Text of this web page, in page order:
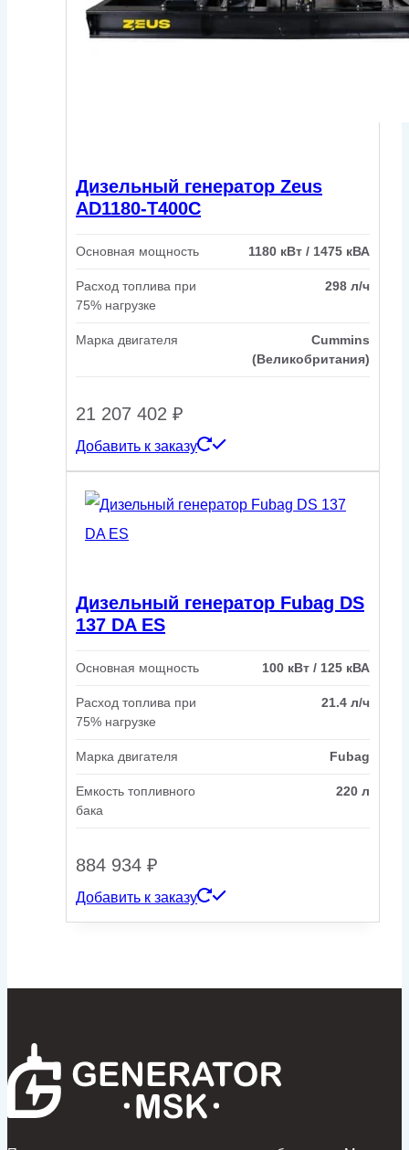
Дизельный генератор Zeus
AD1180-T400C
Основная мощность 1180 кВт / 1475 кВА
Расход топлива при
75% нагрузке
298 л/ч
Марка двигателя
Cummins
(Великобритания)
21 207 402 ₽
Добавить к заказу
Дизельный генератор Fubag DS
137 DA ES
Основная мощность 100 кВт / 125 кВА
Расход топлива при
75% нагрузке
21.4 л/ч
Марка двигателя Fubag
Емкость топливного
бака
220 л
884 934 ₽
Добавить к заказу